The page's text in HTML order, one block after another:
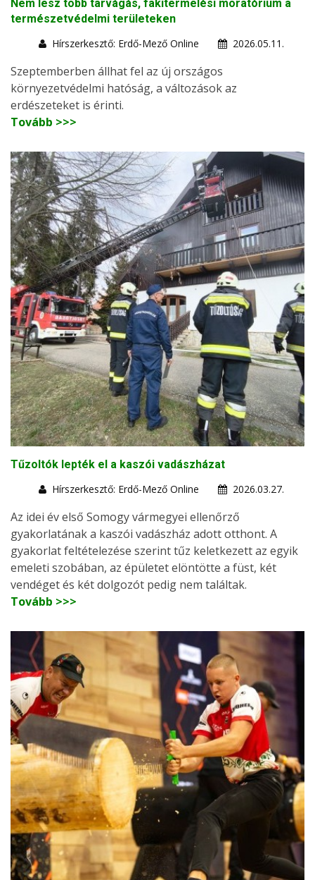
Nem lesz több tarvágás, fakitermelési moratórium a
természetvédelmi területeken
Hírszerkesztő: Erdő-Mező Online
2026.05.11.
Szeptemberben állhat fel az új országos
környezetvédelmi hatóság, a változások az
erdészeteket is érinti.
Tovább >>>
Tűzoltók lepték el a kaszói vadászházat
Hírszerkesztő: Erdő-Mező Online
2026.03.27.
Az idei év első Somogy vármegyei ellenőrző
gyakorlatának a kaszói vadászház adott otthont. A
gyakorlat feltételezése szerint tűz keletkezett az egyik
emeleti szobában, az épületet elöntötte a füst, két
vendéget és két dolgozót pedig nem találtak.
Tovább >>>